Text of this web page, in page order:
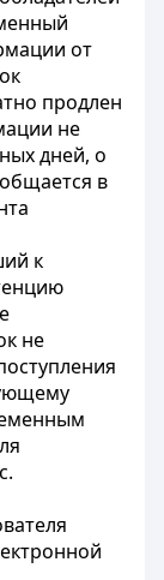
от
продлен
не
дней, о
в
к
не